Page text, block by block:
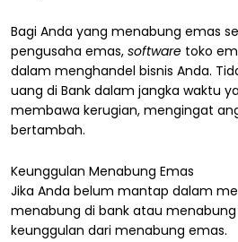
Bagi Anda yang menabung emas
pengusaha emas, software toko
dalam menghandel bisnis Anda.
uang di Bank dalam jangka waktu
membawa kerugian, mengingat
bertambah.
Keunggulan Menabung Emas
Jika Anda belum mantap dalam
menabung di bank atau
keunggulan dari menabung emas.